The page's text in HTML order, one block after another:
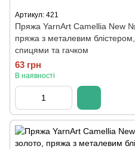
Артикул: 421
Пряжа YarnArt Camellia New
пряжа з металевим
спицями та гачком
63 грн
В наявності